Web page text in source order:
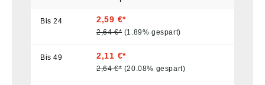
Bis24 2,59 €*
2,64 €* (1.89% gespart)
Bis49 2,11 €*
2,64 €* (20.08% gespart)